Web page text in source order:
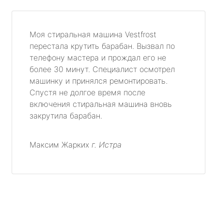
Моя стиральная машина Vestfrost
перестала крутить барабан. Вызвал по
телефону мастера и прождал его не
более 30 минут. Специалист осмотрел
машинку и принялся ремонтировать.
Спустя не долгое время после
включения стиральная машина вновь
закрутила барабан.
Максим Жарких г. Истра